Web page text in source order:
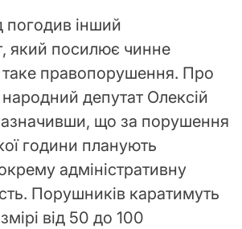
погодив інший
який посилює чинне
правопорушення. Про
народний депутат Олексій
що за порушення
години планують
адміністративну
Порушників каратимуть
від 50 до 100